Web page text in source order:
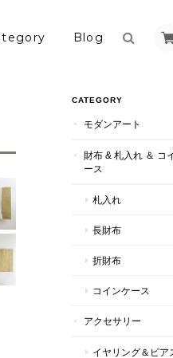
Blog
CATEGORY
モダンアート
財布 & 札入れ ＆ コ
ース
札入れ
長財布
折財布
コインケース
アクセサリー
イヤリング＆ピア